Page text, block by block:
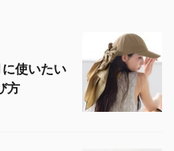
使いたい
方